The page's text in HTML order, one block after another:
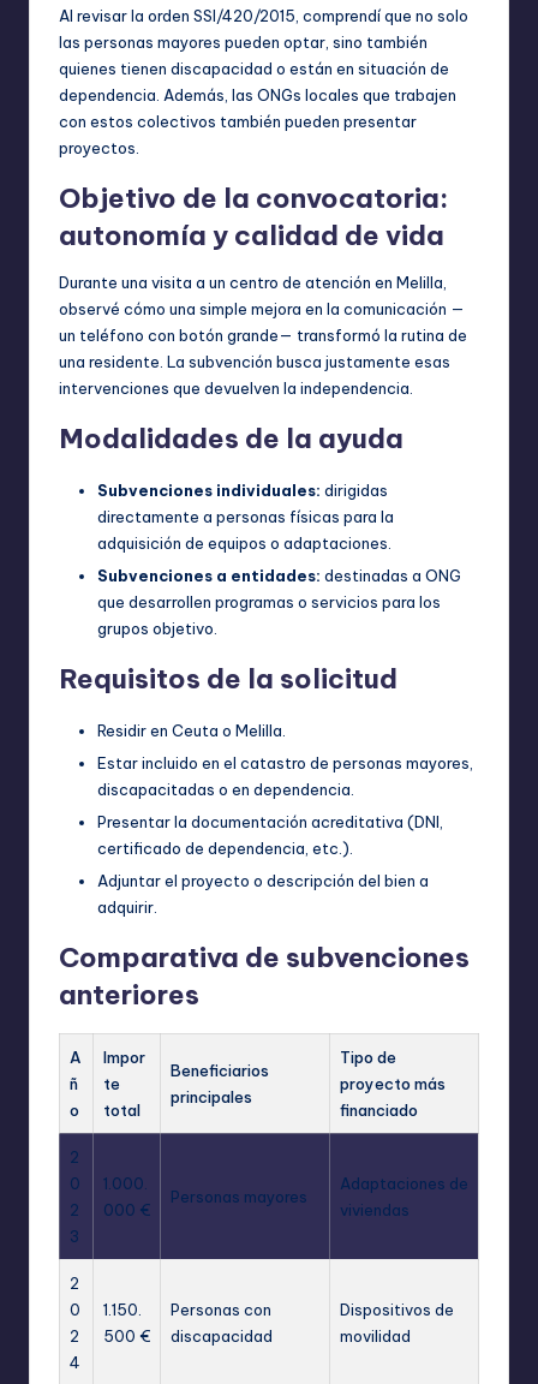
Al revisar la orden SSI/420/2015, comprendí que no solo
las personas mayores pueden optar, sino también
quienes tienen discapacidad o están en situación de
dependencia. Además, las ONGs locales que trabajen
con estos colectivos también pueden presentar
proyectos.
Objetivo de la convocatoria:
autonomía y calidad de vida
Durante una visita a un centro de atención en Melilla,
observé cómo una simple mejora en la comunicación —
un teléfono con botón grande— transformó la rutina de
una residente. La subvención busca justamente esas
intervenciones que devuelven la independencia.
Modalidades de la ayuda
Subvenciones individuales: dirigidas
directamente a personas físicas para la
adquisición de equipos o adaptaciones.
Subvenciones a entidades: destinadas a ONG
que desarrollen programas o servicios para los
grupos objetivo.
Requisitos de la solicitud
Residir en Ceuta o Melilla.
Estar incluido en el catastro de personas mayores,
discapacitadas o en dependencia.
Presentar la documentación acreditativa (DNI,
certificado de dependencia, etc.).
Adjuntar el proyecto o descripción del bien a
adquirir.
Comparativa de subvenciones
anteriores
A
ñ
o
Impor
te
total
Beneficiarios
principales
Tipo de
proyecto más
financiado
2
0
2
3
1.000.
000 €
Personas mayores
Adaptaciones de
viviendas
2
0
2
4
1.150.
500 €
Personas con
discapacidad
Dispositivos de
movilidad